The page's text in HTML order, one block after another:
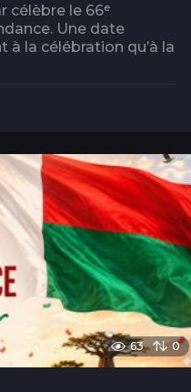
célèbre le 66ᵉ
Une date
la célébration qu’à la
63 0